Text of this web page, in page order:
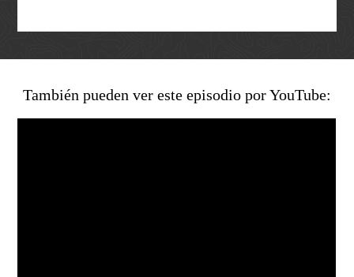
También pueden ver este episodio por YouTube: